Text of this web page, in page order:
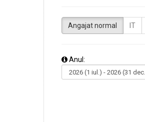
Angajat normal IT
Anul: